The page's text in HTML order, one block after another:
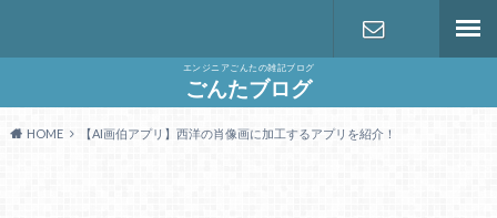
エンジニアごんたの雑記ブログ
ごんたブログ
せ
HOME 【AI画伯アプリ】西洋の肖像画に加工するアプリを紹介！